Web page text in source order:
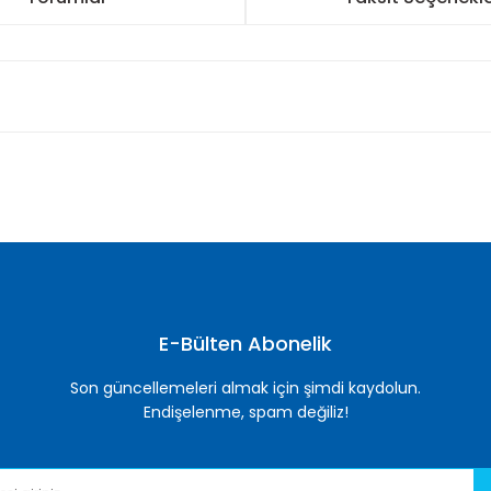
E-Bülten Abonelik
Son güncellemeleri almak için şimdi kaydolun.
Endişelenme, spam değiliz!